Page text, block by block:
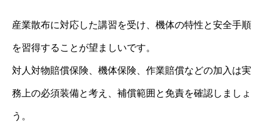
産業散布に対応した講習を受け、機体の特性と安全手順
を習得することが望ましいです。
対人対物賠償保険、機体保険、作業賠償などの加入は実
務上の必須装備と考え、補償範囲と免責を確認しましょ
う。